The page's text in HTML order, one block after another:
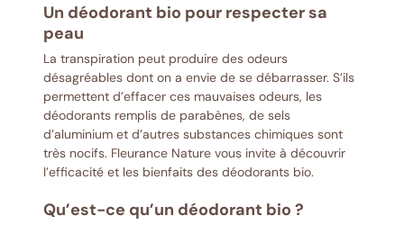
Un déodorant bio pour respecter sa
peau
La transpiration peut produire des odeurs
désagréables dont on a envie de se débarrasser. S’ils
permettent d’effacer ces mauvaises odeurs, les
déodorants remplis de parabènes, de sels
d’aluminium et d’autres substances chimiques sont
très nocifs. Fleurance Nature vous invite à découvrir
l’efficacité et les bienfaits des déodorants bio.
Qu’est-ce qu’un déodorant bio ?